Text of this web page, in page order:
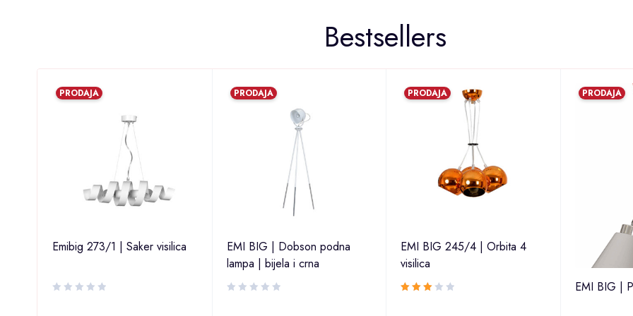
Bestsellers
PRODAJA
Emibig 273/1 | Saker visilica
PRODAJA
EMI BIG | Dobson podna
lampa | bijela i crna
PRODAJA
EMI BIG 245/4 | Orbita 4
visilica
PRODAJA
EMI BIG |